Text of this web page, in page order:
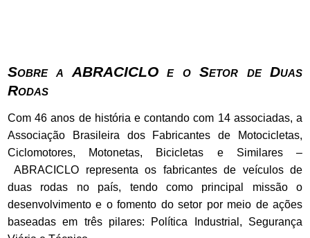
Sobre a ABRACICLO e o Setor de Duas
Rodas
Com 46 anos de história e contando com 14 associadas, a
Associação Brasileira dos Fabricantes de Motocicletas,
Ciclomotores, Motonetas, Bicicletas e Similares –
ABRACICLO representa os fabricantes de veículos de
duas rodas no país, tendo como principal missão o
desenvolvimento e o fomento do setor por meio de ações
baseadas em três pilares: Política Industrial, Segurança